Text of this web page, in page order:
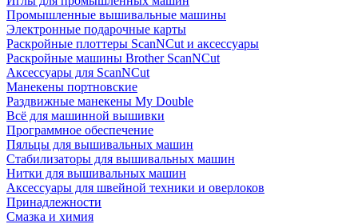
Промышленные вышивальные машины
Электронные подарочные карты
Раскройные плоттеры ScanNCut и аксессуары
Раскройные машины Brother ScanNCut
Аксессуары для ScanNCut
Манекены портновские
Раздвижные манекены My Double
Всё для машинной вышивки
Программное обеспечение
Пяльцы для вышивальных машин
Стабилизаторы для вышивальных машин
Нитки для вышивальных машин
Аксессуары для швейной техники и оверлоков
Принадлежности
Смазка и химия